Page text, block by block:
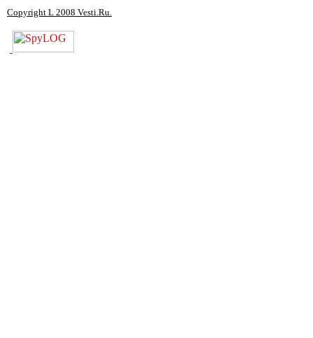
Copyright L 2008 Vesti.Ru.